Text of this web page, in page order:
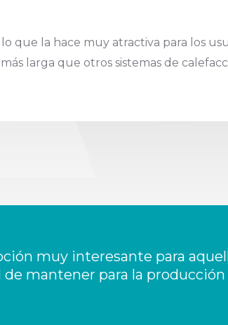
que la hace muy atractiva para los
larga que otros sistemas de
muy interesante para
mantener para la